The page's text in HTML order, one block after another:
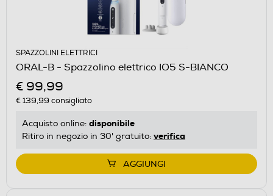
SPAZZOLINI ELETTRICI
ORAL-B - Spazzolino elettrico IO5 S-BIANCO
€ 99,99
€ 139,99 consigliato
Acquisto online: disponibile
Ritiro in negozio in 30' gratuito: verifica
AGGIUNGI